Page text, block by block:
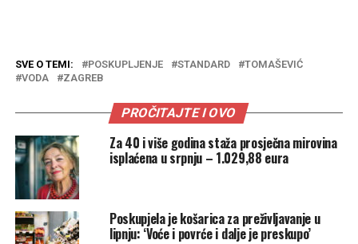
SVE O TEMI: POSKUPLJENJE STANDARD
TOMAŠEVIĆ
VODA
ZAGREB
PROČITAJTE I OVO
Za 40 i više godina staža prosječna mirovina
isplaćena u srpnju – 1.029,88 eura
Poskupjela je košarica za preživljavanje u
lipnju: ‘Voće i povrće i dalje je preskupo’